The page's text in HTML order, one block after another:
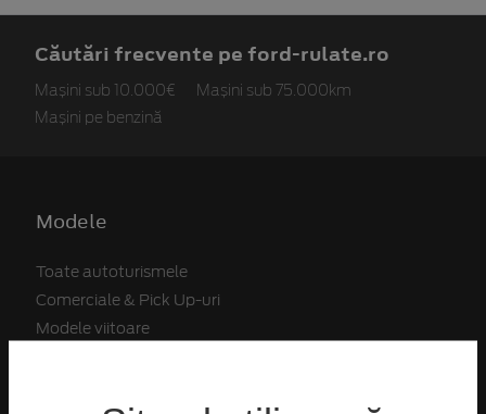
Căutări frecvente pe ford-rulate.ro
Mașini sub 10.000€
Mașini sub 75.000km
Mașini pe benzină
Modele
Toate autoturismele
Comerciale & Pick Up-uri
Modele viitoare